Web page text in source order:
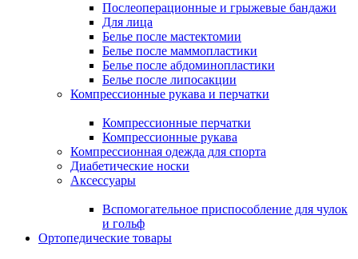
Послеоперационные и грыжевые бандажи
Для лица
Белье после мастектомии
Белье после маммопластики
Белье после абдоминопластики
Белье после липосакции
Компрессионные рукава и перчатки
Компрессионные перчатки
Компрессионные рукава
Компрессионная одежда для спорта
Диабетические носки
Аксессуары
Вспомогательное приспособление для чулок
и гольф
Ортопедические товары